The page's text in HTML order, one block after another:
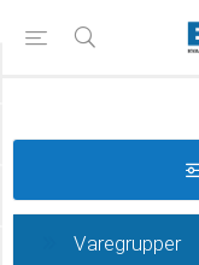
Overflade
Varegrupper